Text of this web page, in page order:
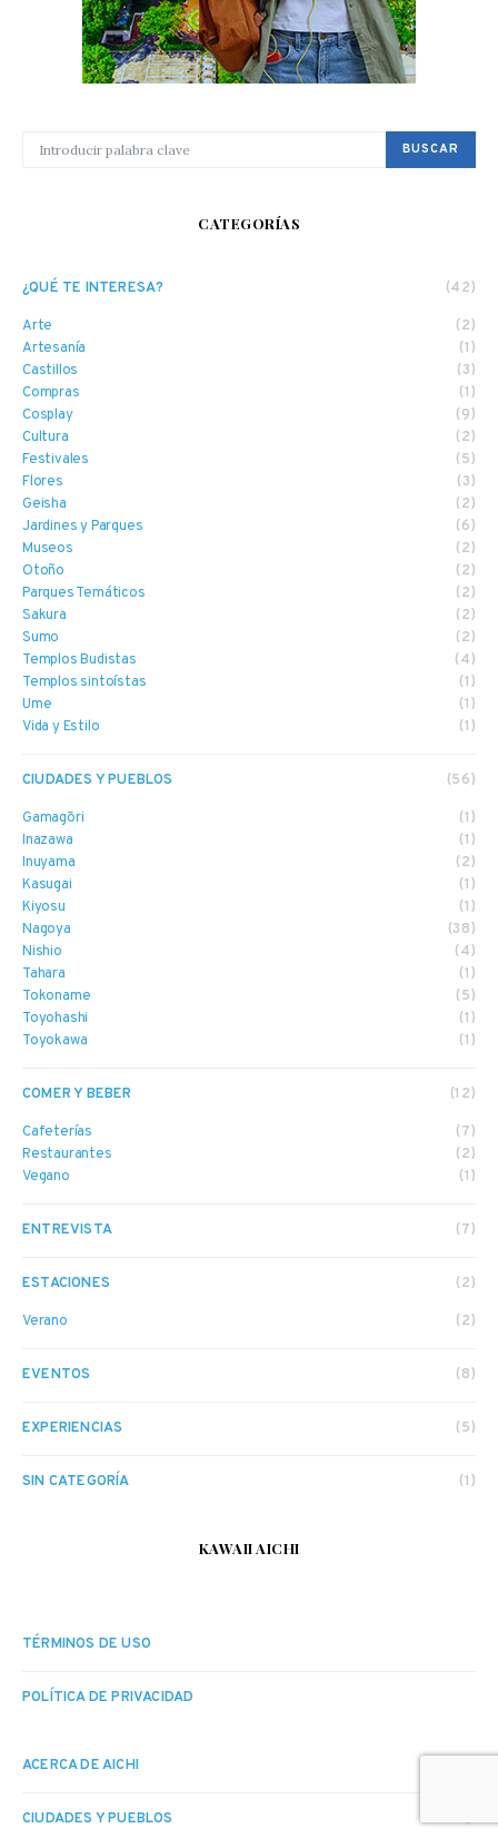
BUSCAR
CATEGORÍAS
¿QUÉ TE INTERESA? (42)
Arte
(2)
Artesanía
(1)
Castillos
(3)
Compras
(1)
Cosplay
(9)
Cultura
(2)
Festivales
(5)
Flores
(3)
Geisha
(2)
Jardines y Parques
(6)
Museos
(2)
Otoño
(2)
Parques Temáticos
(2)
Sakura
(2)
Sumo
(2)
Templos Budistas
(4)
Templos sintoístas
(1)
Ume
(1)
Vida y Estilo
(1)
CIUDADES Y PUEBLOS (56)
Gamagōri
(1)
Inazawa
(1)
Inuyama
(2)
Kasugai
(1)
Kiyosu
(1)
Nagoya
(38)
Nishio
(4)
Tahara
(1)
Tokoname
(5)
Toyohashi
(1)
Toyokawa
(1)
COMER Y BEBER (12)
Cafeterías
(7)
Restaurantes
(2)
Vegano
(1)
ENTREVISTA (7)
ESTACIONES (2)
Verano (2)
EVENTOS (8)
EXPERIENCIAS (5)
SIN CATEGORÍA (1)
KAWAII AICHI
TÉRMINOS DE USO
POLÍTICA DE PRIVACIDAD
ACERCA DE AICHI
CIUDADES Y PUEBLOS